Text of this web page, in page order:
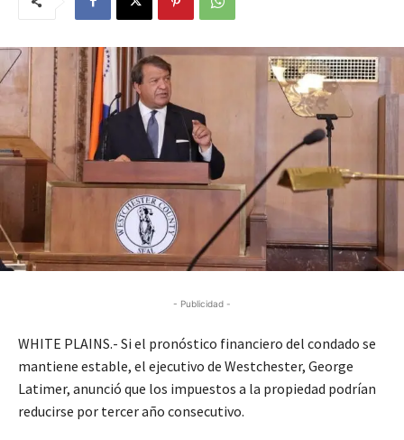
- Publicidad -
WHITE PLAINS.- Si el pronóstico financiero del condado se
mantiene estable, el ejecutivo de Westchester, George
Latimer, anunció que los impuestos a la propiedad podrían
reducirse por tercer año consecutivo.